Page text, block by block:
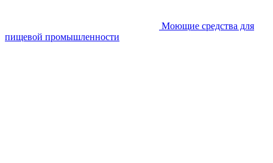
Моющие средства для
пищевой промышленности